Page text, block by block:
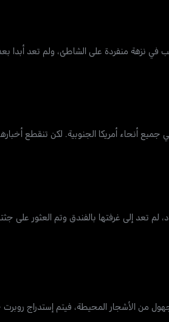
في نزهة منفردة على الشاطئ، ولم تعد أبدا
في جميع أنحاء أمريكا الجنوبية. لكن تنقطع
بعد قضاء ليلة احتفالية مع أصدقاء جدد، لم تعد إلى غرفتها بالفندق وتم
من الأشجار المحيطة، فيتم إستدراج